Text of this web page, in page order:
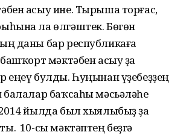
асыу ине. Тырыша торғас,
ла өлгәштек. Бөгөн
даны бар респуб­ликаға
мәктәбен асыу ҙа
еңеү булды. Һуңынан үҙебеҙҙең
балалар баҡсаһы мәсьәләһе
йылда был хыялыбыҙ ҙа
Ә 10-сы мәктәптең беҙгә